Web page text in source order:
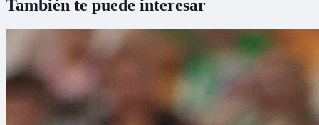
También te puede interesar